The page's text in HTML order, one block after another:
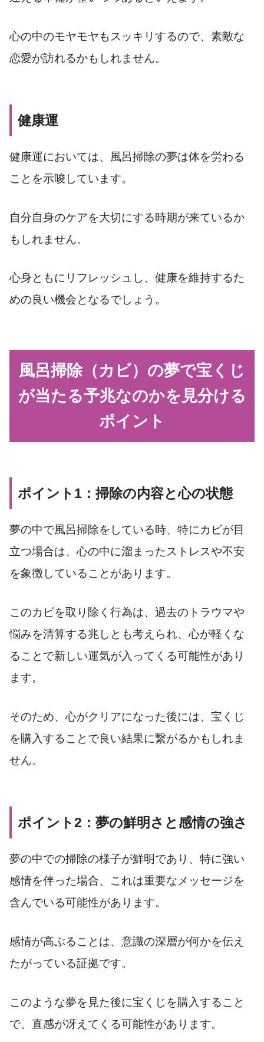
心の中のモヤモヤもスッキリするので、素敵な
恋愛が訪れるかもしれません。
健康運
健康運においては、風呂掃除の夢は体を労わる
ことを示唆しています。
自分自身のケアを大切にする時期が来ているか
もしれません。
心身ともにリフレッシュし、健康を維持するた
めの良い機会となるでしょう。
風呂掃除（カビ）の夢で宝くじ
が当たる予兆なのかを見分ける
ポイント
ポイント1：掃除の内容と心の状態
夢の中で風呂掃除をしている時、特にカビが目
立つ場合は、心の中に溜まったストレスや不安
を象徴していることがあります。
このカビを取り除く行為は、過去のトラウマや
悩みを清算する兆しとも考えられ、心が軽くな
ることで新しい運気が入ってくる可能性があり
ます。
そのため、心がクリアになった後には、宝くじ
を購入することで良い結果に繋がるかもしれま
せん。
ポイント2：夢の鮮明さと感情の強さ
夢の中での掃除の様子が鮮明であり、特に強い
感情を伴った場合、これは重要なメッセージを
含んでいる可能性があります。
感情が高ぶることは、意識の深層が何かを伝え
たがっている証拠です。
このような夢を見た後に宝くじを購入すること
で、直感が冴えてくる可能性があります。